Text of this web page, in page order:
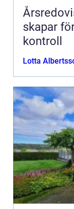
skapar
kontroll
Lotta